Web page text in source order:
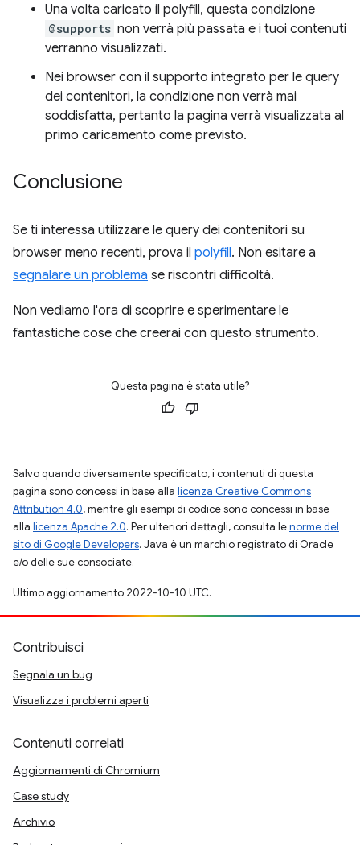
Una volta caricato il polyfill, questa condizione
@supports non verrà più passata e i tuoi contenuti
verranno visualizzati.
Nei browser con il supporto integrato per le query
dei contenitori, la condizione non verrà mai
soddisfatta, pertanto la pagina verrà visualizzata al
primo caricamento come previsto.
Conclusione
Se ti interessa utilizzare le query dei contenitori su
browser meno recenti, prova il polyfill. Non esitare a
segnalare un problema se riscontri difficoltà.
Non vediamo l'ora di scoprire e sperimentare le
fantastiche cose che creerai con questo strumento.
Questa pagina è stata utile?
Salvo quando diversamente specificato, i contenuti di questa
pagina sono concessi in base alla licenza Creative Commons
Attribution 4.0, mentre gli esempi di codice sono concessi in base
alla licenza Apache 2.0. Per ulteriori dettagli, consulta lenorme del
sito di Google Developers. Java è un marchio registrato di Oracle
e/o delle sue consociate.
Ultimo aggiornamento 2022-10-10 UTC.
Contribuisci
Segnala un bug
Visualizza i problemi aperti
Contenuti correlati
Aggiornamenti di Chromium
Case study
Archivio